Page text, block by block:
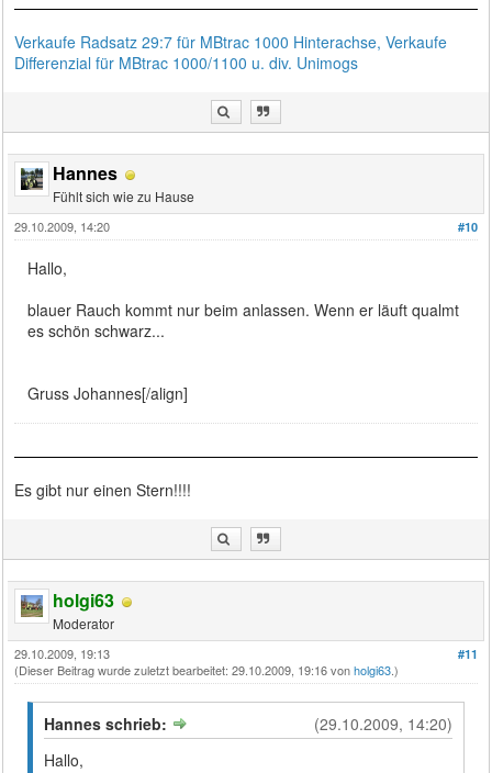
Verkaufe Radsatz 29:7 für MBtrac 1000 Hinterachse, Verkaufe
Differenzial für MBtrac 1000/1100 u. div. Unimogs
Hannes
Fühlt sich wie zu Hause
#10
29.10.2009, 14:20
Hallo,
blauer Rauch kommt nur beim anlassen. Wenn er läuft qualmt
es schön schwarz...
Gruss Johannes[/align]
Es gibt nur einen Stern!!!!
holgi63
Moderator
#11
29.10.2009, 19:13
(Dieser Beitrag wurde zuletzt bearbeitet: 29.10.2009, 19:16 vonholgi63.)
(29.10.2009, 14:20)
Hannes schrieb:
Hallo,